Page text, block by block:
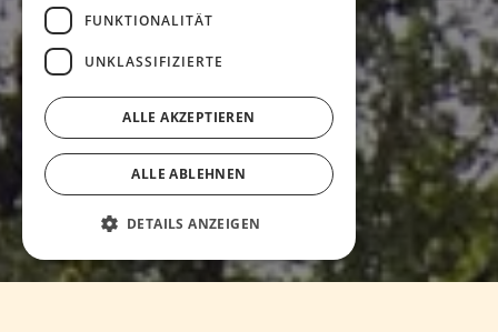
FUNKTIONALITÄT
UNKLASSIFIZIERTE
ALLE AKZEPTIEREN
ALLE ABLEHNEN
DETAILS ANZEIGEN